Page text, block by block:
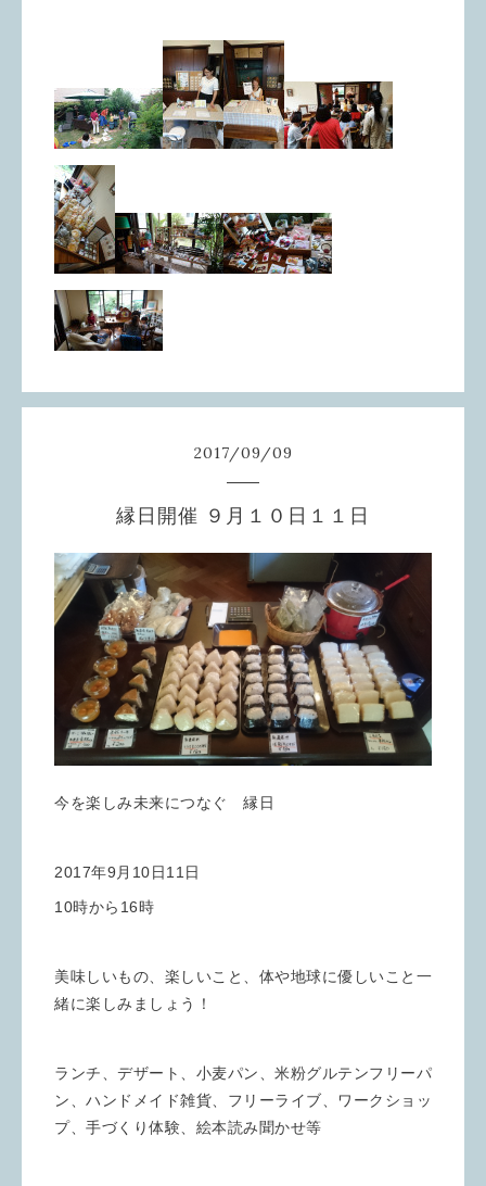
2017/09/09
縁日開催 ９月１０日１１日
今を楽しみ未来につなぐ 縁日
2017年9月10日11日
10時から16時
美味しいもの、楽しいこと、体や地球に優しいこと一
緒に楽しみましょう！
ランチ、デザート、小麦パン、米粉グルテンフリーパ
ン、ハンドメイド雑貨、フリーライブ、ワークショッ
プ、手づくり体験、絵本読み聞かせ等